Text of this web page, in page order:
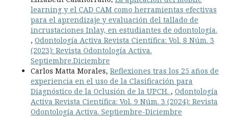
learning y el CAD CAM como herramientas efectivas
para el aprendizaje y evaluación del tallado de
incrustaciones Inlay, en estudiantes de odontología.
, Odontología Activa Revista Científica: Vol. 8 Núm. 3
(2023): Revista Odontología Activa.
Septiembre.Diciembre
Carlos Matta Morales, Reflexiones tras los 25 años de
experiencia en el uso de la Clasificación para
Diagnóstico de la Oclusión de la UPCH. , Odontología
Activa Revista Científica: Vol. 9 Núm. 3 (2024): Revista
Odontología Activa. Septiembre-Diciembre